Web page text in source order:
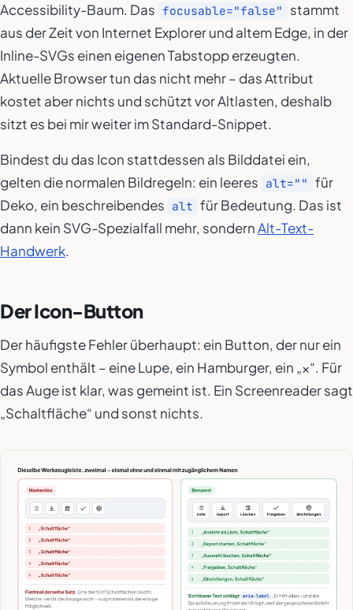
Accessibility-Baum. Das focusable="false"
stammt
aus der Zeit von Internet Explorer und altem Edge, in der
Inline-SVGs einen eigenen Tabstopp erzeugten.
Aktuelle Browser tun das nicht mehr – das Attribut
kostet aber nichts und schützt vor Altlasten, deshalb
sitzt es bei mir weiter im Standard-Snippet.
Bindest du das Icon stattdessen als Bilddatei ein,
gelten die normalen Bildregeln: ein leeres alt="" für
Deko, ein beschreibendes alt für Bedeutung. Das ist
dann kein SVG-Spezialfall mehr, sondernAlt-Text-
Handwerk.
Der Icon-Button
Der häufigste Fehler überhaupt: ein Button, der nur ein
Symbol enthält – eine Lupe, ein Hamburger, ein „×“. Für
das Auge ist klar, was gemeint ist. Ein Screenreader sagt
„Schaltfläche“ und sonst nichts.